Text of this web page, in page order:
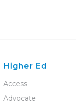
Higher Ed
Access
Advocate